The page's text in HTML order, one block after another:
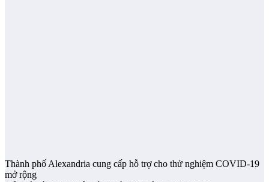
Thành phố Alexandria cung cấp hỗ trợ cho thử nghiệm COVID-19
mở rộng